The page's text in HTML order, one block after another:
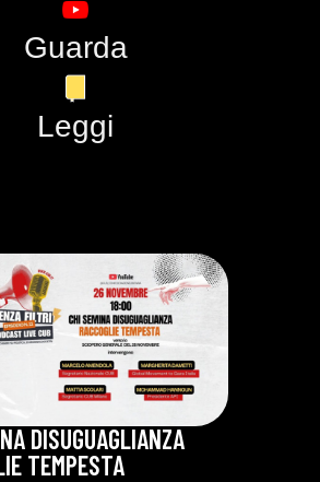
Guarda
Leggi
DISUGUAGLIANZA
TEMPESTA